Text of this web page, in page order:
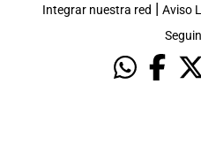
Integrar nuestra red | Aviso